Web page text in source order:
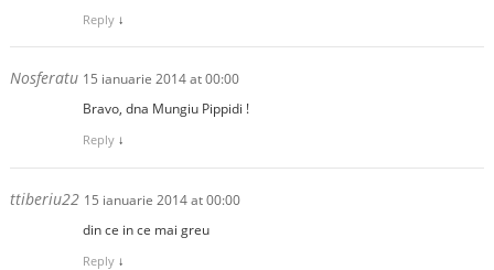
Reply ↓
Nosferatu 15 ianuarie 2014 at 00:00
Bravo, dna Mungiu Pippidi !
Reply ↓
ttiberiu22 15 ianuarie 2014 at 00:00
din ce in ce mai greu
Reply ↓